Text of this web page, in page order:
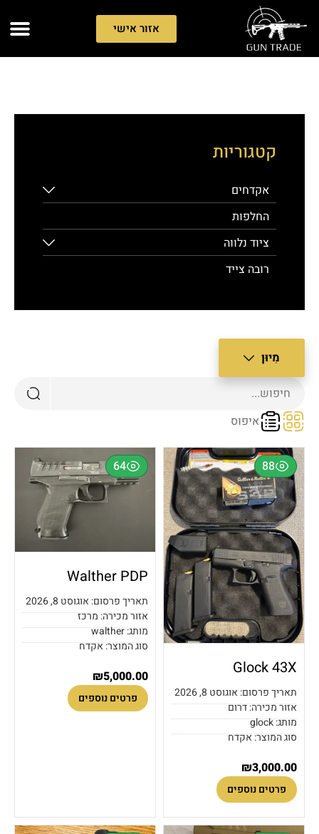
אזור אישי
קטגוריות
אקדחים
החלפות
ציוד נלווה
רובה צייד
איפוס
מִיוּן
רגיל
ביותר
ביותר
מנמוך לגבוה
מגבוה לנמוך
88
Glock 43X
תאריך פרסום: אוגוסט 8, 2026
אזור מכירה: דרום
מותג: glock
סוג המוצר: אקדח
₪3,000.00
פרטים נוספים
64
Walther PDP
תאריך פרסום: אוגוסט 8, 2026
אזור מכירה: מרכז
מותג: walther
סוג המוצר: אקדח
₪5,000.00
פרטים נוספים